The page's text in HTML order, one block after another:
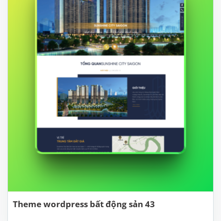
Theme wordpress bất động sản 43